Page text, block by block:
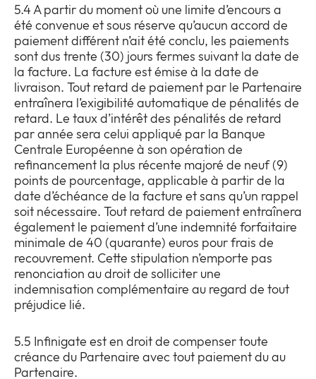
5.4 A partir du moment où une limite d’encours a
été convenue et sous réserve qu’aucun accord de
paiement différent n’ait été conclu, les paiements
sont dus trente (30) jours fermes suivant la date de
la facture. La facture est émise à la date de
livraison. Tout retard de paiement par le Partenaire
entraînera l’exigibilité automatique de pénalités de
retard. Le taux d’intérêt des pénalités de retard
par année sera celui appliqué par la Banque
Centrale Européenne à son opération de
refinancement la plus récente majoré de neuf (9)
points de pourcentage, applicable à partir de la
date d’échéance de la facture et sans qu’un rappel
soit nécessaire. Tout retard de paiement entraînera
également le paiement d’une indemnité forfaitaire
minimale de 40 (quarante) euros pour frais de
recouvrement. Cette stipulation n’emporte pas
renonciation au droit de solliciter une
indemnisation complémentaire au regard de tout
préjudice lié.
5.5 Infinigate est en droit de compenser toute
créance du Partenaire avec tout paiement du au
Partenaire.